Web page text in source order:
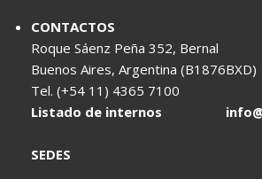
CONTACTOS
Roque Sáenz Peña 352, Bernal
Buenos Aires, Argentina (B1876BXD)
Tel. (+54 11) 4365 7100
Listado de internos
SEDES